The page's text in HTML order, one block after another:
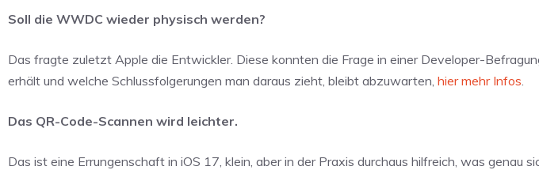
Soll die WWDC wieder physisch werden?
Das fragte zuletzt Apple die Entwickler. Diese konnten die Frage in einer Developer-
erhält und welche Schlussfolgerungen man daraus zieht, bleibt abzuwarten, hier mehr Infos
Das QR-Code-Scannen wird leichter.
Das ist eine Errungenschaft in iOS 17, klein, aber in der Praxis durchaus hilfreich, was genau